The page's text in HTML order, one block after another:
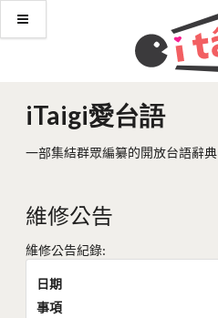
iTaigi愛台語
一部集結群眾編纂的開放台語辭典
維修公告
維修公告紀錄:
日期
事項